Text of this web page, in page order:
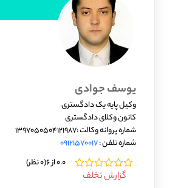
یوسف جوادی
وکیل پایه یک دادگستری
کانون وکلای دادگستری
شماره پروانه وکالت :1397050504121987
شماره تلفن :09121570017
0.0 از 6
(0 نظر)
گزارش تخلف